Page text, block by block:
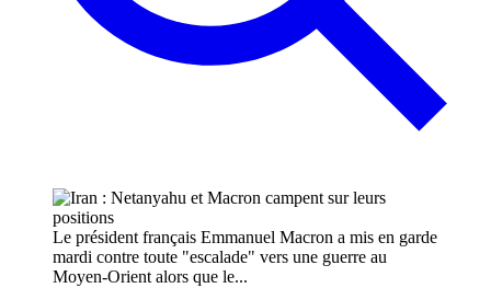
Le président français Emmanuel Macron a mis en garde
mardi contre toute "escalade" vers une guerre au
Moyen-Orient alors que le...